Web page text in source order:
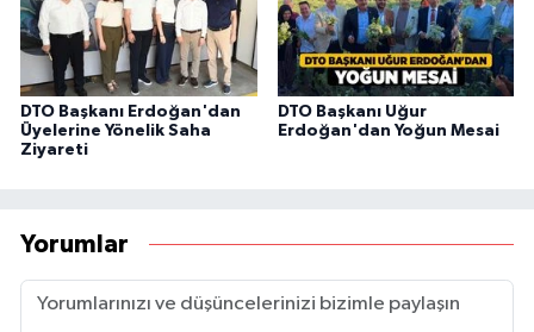
DTO Başkanı Erdoğan'dan
Üyelerine Yönelik Saha
Ziyareti
DTO Başkanı Uğur
Erdoğan'dan Yoğun Mesai
Yorumlar